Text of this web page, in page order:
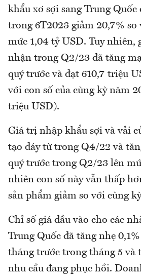
khẩu xơ sợi sang Trung
trong 6T2023 giảm 20,7% so
mức 1,04 tỷ USD. Tuy nhiên,
nhận trong Q2/23 đã tăng
quý trước và đạt 610,7 triệu
với con số của cùng kỳ năm
triệu USD).
Giá trị nhập khẩu sợi và vải
tạo đáy từ trong Q4/22 và
quý trước trong Q2/23 lên
nhiên con số này vẫn thấp
sản phẩm giảm so với cùng
Chỉ số giá đầu vào cho các
Trung Quốc đã tăng nhẹ
tháng trước trong tháng 5 và
nhu cầu đang phục hồi.